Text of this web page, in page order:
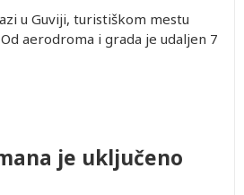
u Guviji, turistiškom mestu
aerodroma i grada je udaljen 7
je uključeno